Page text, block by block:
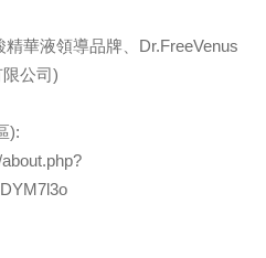
華液領導品牌、Dr.FreeVenus
公司)
):